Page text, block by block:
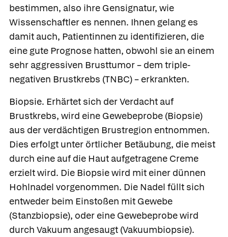
bestimmen, also ihre Gensignatur, wie
Wissenschaftler es nennen. Ihnen gelang es
damit auch, Patientinnen zu identifizieren, die
eine gute Prognose hatten, obwohl sie an einem
sehr aggressiven Brusttumor – dem triple-
negativen Brustkrebs (TNBC) – erkrankten.
Biopsie. Erhärtet sich der Verdacht auf
Brustkrebs, wird eine Gewebeprobe (Biopsie)
aus der verdächtigen Brustregion entnommen.
Dies erfolgt unter örtlicher Betäubung, die meist
durch eine auf die Haut aufgetragene Creme
erzielt wird. Die Biopsie wird mit einer dünnen
Hohlnadel vorgenommen. Die Nadel füllt sich
entweder beim Einstoßen mit Gewebe
(Stanzbiopsie), oder eine Gewebeprobe wird
durch Vakuum angesaugt (Vakuumbiopsie).